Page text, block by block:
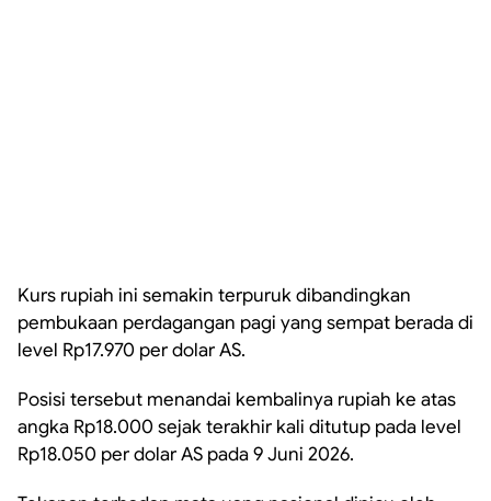
Kurs rupiah ini semakin terpuruk dibandingkan
pembukaan perdagangan pagi yang sempat berada di
level Rp17.970 per dolar AS.
Posisi tersebut menandai kembalinya rupiah ke atas
angka Rp18.000 sejak terakhir kali ditutup pada level
Rp18.050 per dolar AS pada 9 Juni 2026.